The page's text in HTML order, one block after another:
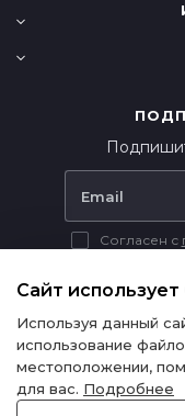
Согласен с
информационный
публичной офертой в
Сайт использует
Используя данный
использование
местоположении,
для вас. Подробнее